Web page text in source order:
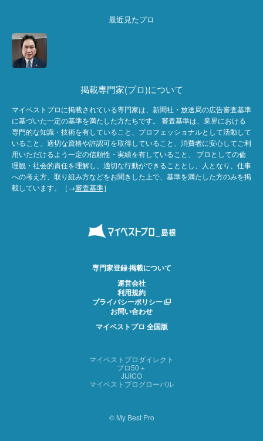
最近見たプロ
掲載専門家(プロ)について
マイベストプロに掲載されている専門家は、新聞社・放送局の広告審査基準
に基づいた一定の基準を満たした方たちです。 審査基準は、業界における
専門的な知識・技術を有していること、プロフェッショナルとして活動して
いること、適切な資格や許認可を取得していること、消費者に安心してご利
用いただけるよう一定の信頼性・実績を有していること、 プロとしての倫
理観・社会的責任を理解し、適切な行動ができることとし、人となり、仕事
への考え方、取り組み方などをお聞きした上で、基準を満たした方のみを掲
載しています。［→審査基準］
専門家登録·掲載について
運営会社
利用規約
プライバシーポリシー
お問い合わせ
マイベストプロ 全国版
マイベストプロダイレクト
プロ50＋
JIJICO
マイベストプログローバル
© My Best Pro